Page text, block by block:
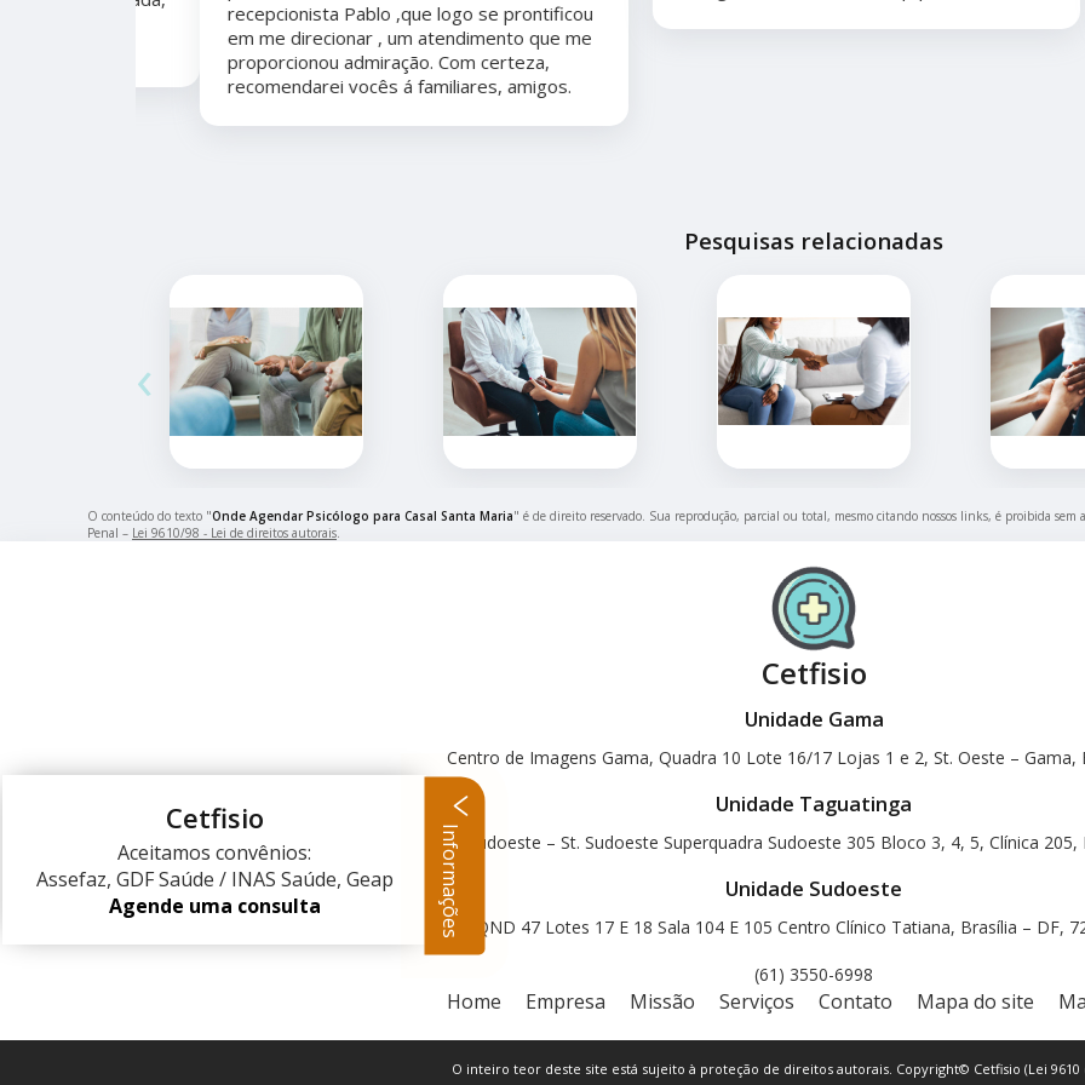
recepcionista Pablo ,que logo se prontificou
em me direcionar , um atendimento que me
proporcionou admiração. Com certeza,
recomendarei vocês á familiares, amigos.
Pesquisas relacionadas
‹
O conteúdo do texto "Onde Agendar Psicólogo para Casal Santa Maria" é de direito reservado. Sua reprodução, parcial ou total, mesmo citando nossos links, é proibida
Penal – Lei 9610/98 - Lei de direitos autorais
Cetfisio
Unidade Gama
Centro de Imagens Gama, Quadra 10 Lote 16/17 Lojas 1 e 2, St. Oeste – Gama,
Unidade Taguatinga
Centro Clínico Sudoeste – St. Sudoeste Superquadra Sudoeste 305 Bloco 3, 4, 5, Clínica
Unidade Sudoeste
QND 47 Lotes 17 E 18 Sala 104 E 105 Centro Clínico Tatiana, Brasília – DF,
(61) 3550-6998
Home Empresa Missão Serviços Contato Mapa do site
O inteiro teor deste site está sujeito à proteção de direitos autorais. Copyright© Cetfisio (Lei 9610
Cetfisio
Aceitamos convênios:
Assefaz, GDF Saúde / INAS Saúde, Geap
Agende uma consulta
Informações